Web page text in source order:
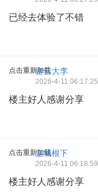
已经去体验了不错
点击重新加载密云大李
2026-4-11 06:17:25
楼主好人感谢分享
点击重新加载皇城根下
2026-4-11 06:18:59
楼主好人感谢分享